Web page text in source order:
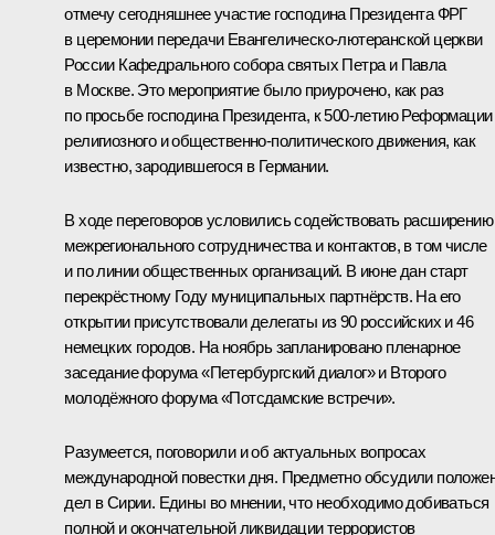
отмечу сегодняшнее участие господина Президента ФРГ
в церемонии передачи Евангелическо-лютеранской церкви
России Кафедрального собора святых Петра и Павла
в Москве. Это мероприятие было приурочено, как раз
по просьбе господина Президента, к 500-летию Реформации
религиозного и общественно-политического движения, как
известно, зародившегося в Германии.
В ходе переговоров условились содействовать расширению
межрегионального сотрудничества и контактов, в том числе
и по линии общественных организаций. В июне дан старт
перекрёстному Году муниципальных партнёрств. На его
открытии присутствовали делегаты из 90 российских и 46
немецких городов. На ноябрь запланировано пленарное
заседание форума «Петербургский диалог» и Второго
молодёжного форума «Потсдамские встречи».
Разумеется, поговорили и об актуальных вопросах
международной повестки дня. Предметно обсудили
дел в Сирии. Едины во мнении, что необходимо добиваться
полной и окончательной ликвидации террористов